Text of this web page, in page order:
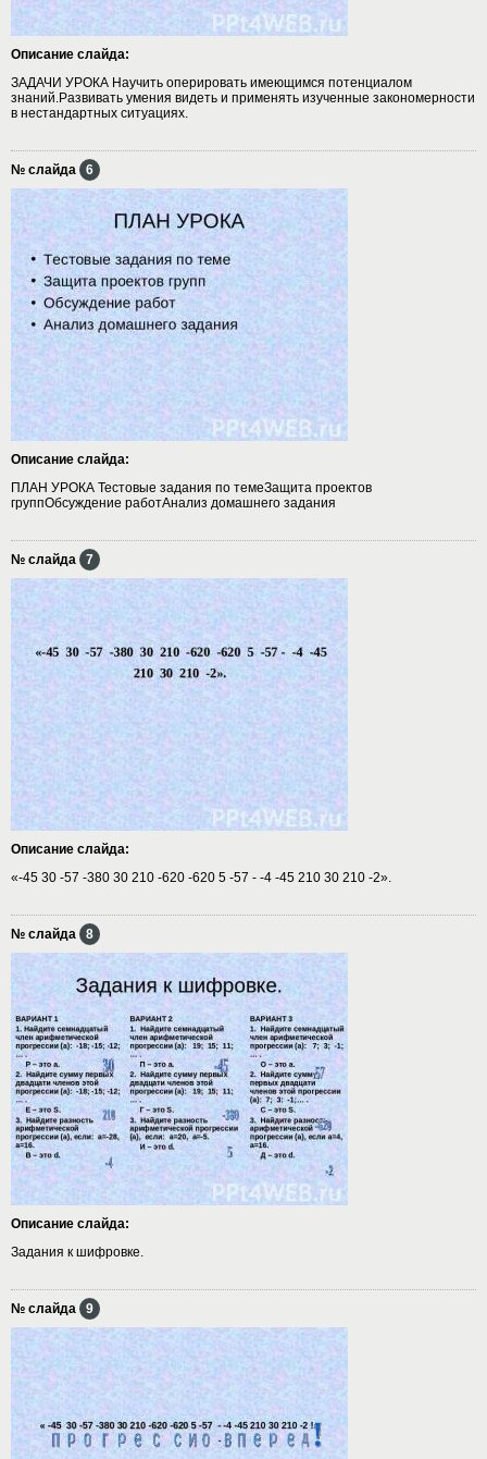
Описание слайда:
ЗАДАЧИ УРОКА Научить оперировать имеющимся потенциалом
знаний.Развивать умения видеть и применять изученные закономерности
в нестандартных ситуациях.
№ слайда 6
Описание слайда:
ПЛАН УРОКА Тестовые задания по темеЗащита проектов
группОбсуждение работАнализ домашнего задания
№ слайда 7
Описание слайда:
«-45 30 -57 -380 30 210 -620 -620 5 -57 - -4 -45 210 30 210 -2».
№ слайда 8
Описание слайда:
Задания к шифровке.
№ слайда 9